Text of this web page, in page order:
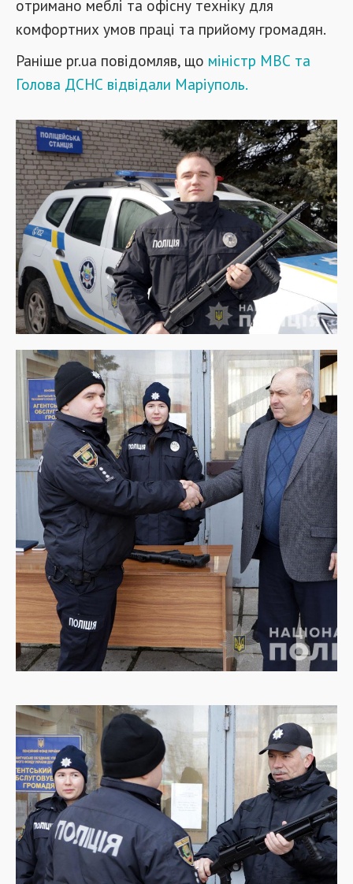
отримано меблі та офісну техніку для
комфортних умов праці та прийому громадян.
Раніше pr.ua повідомляв, що міністр МВС та
Голова ДСНС відвідали Маріуполь.